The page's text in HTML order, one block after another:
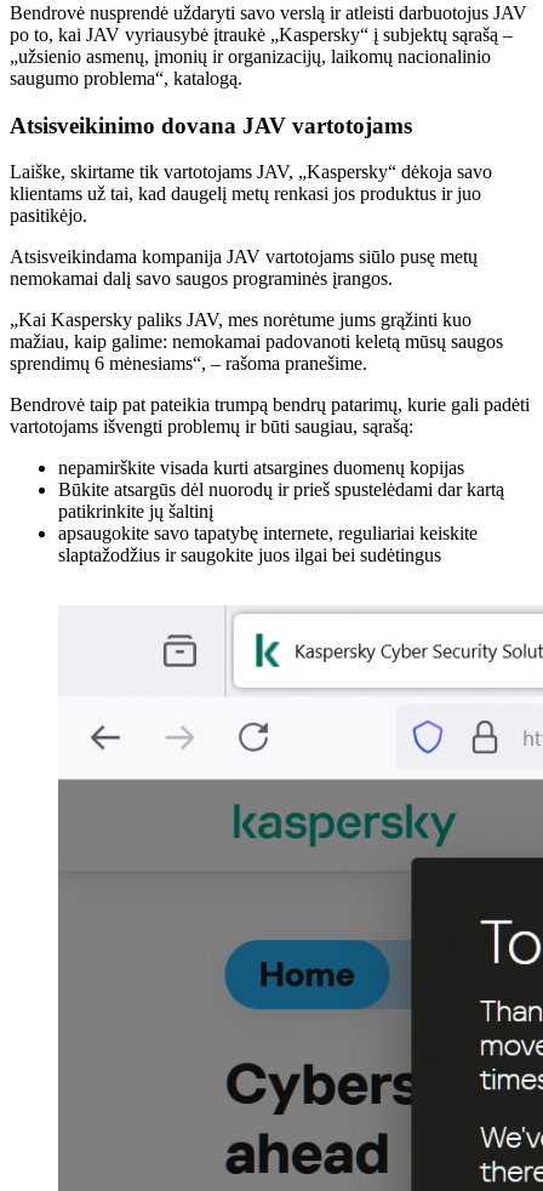
Bendrovė nusprendė uždaryti savo verslą ir atleisti darbuotojus JAV
po to, kai JAV vyriausybė įtraukė „Kaspersky“ į subjektų sąrašą –
„užsienio asmenų, įmonių ir organizacijų, laikomų nacionalinio
saugumo problema“, katalogą.
Atsisveikinimo dovana JAV vartotojams
Laiške, skirtame tik vartotojams JAV, „Kaspersky“ dėkoja savo
klientams už tai, kad daugelį metų renkasi jos produktus ir juo
pasitikėjo.
Atsisveikindama kompanija JAV vartotojams siūlo pusę metų
nemokamai dalį savo saugos programinės įrangos.
„Kai Kaspersky paliks JAV, mes norėtume jums grąžinti kuo
mažiau, kaip galime: nemokamai padovanoti keletą mūsų saugos
sprendimų 6 mėnesiams“, – rašoma pranešime.
Bendrovė taip pat pateikia trumpą bendrų patarimų, kurie gali padėti
vartotojams išvengti problemų ir būti saugiau, sąrašą:
nepamirškite visada kurti atsargines duomenų kopijas
Būkite atsargūs dėl nuorodų ir prieš spustelėdami dar kartą
patikrinkite jų šaltinį
apsaugokite savo tapatybę internete, reguliariai keiskite
slaptažodžius ir saugokite juos ilgai bei sudėtingus